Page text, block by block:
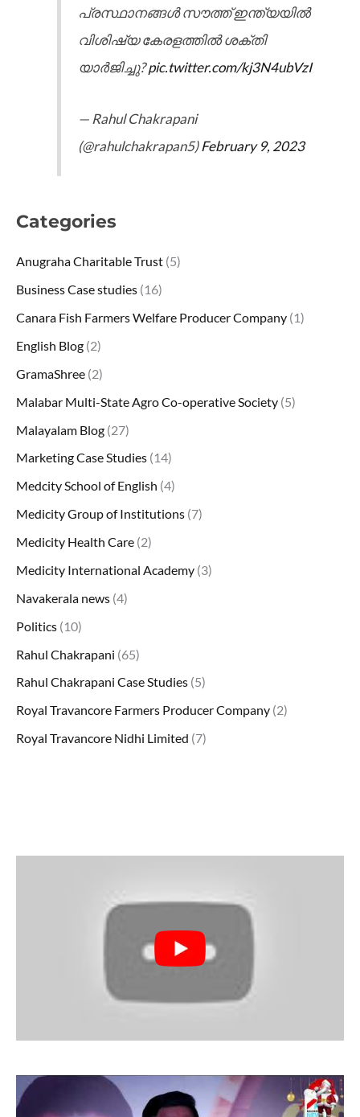
പ്രസ്ഥാനങ്ങൾ സൗത്ത് ഇന്ത്യയിൽ
വിശിഷ്യ കേരളത്തിൽ ശക്തി
യാർജിച്ചു?pic.twitter.com/kj3N4ubVzI
— Rahul Chakrapani
(@rahulchakrapan5)February 9, 2023
Categories
Anugraha Charitable Trust (5)
Business Case studies (16)
Canara Fish Farmers Welfare Producer Company (1)
English Blog (2)
GramaShree (2)
Malabar Multi-State Agro Co-operative Society (5)
Malayalam Blog (27)
Marketing Case Studies (14)
Medcity School of English (4)
Medicity Group of Institutions (7)
Medicity Health Care (2)
Medicity International Academy (3)
Navakerala news (4)
Politics (10)
Rahul Chakrapani (65)
Rahul Chakrapani Case Studies (5)
Royal Travancore Farmers Producer Company (2)
Royal Travancore Nidhi Limited (7)